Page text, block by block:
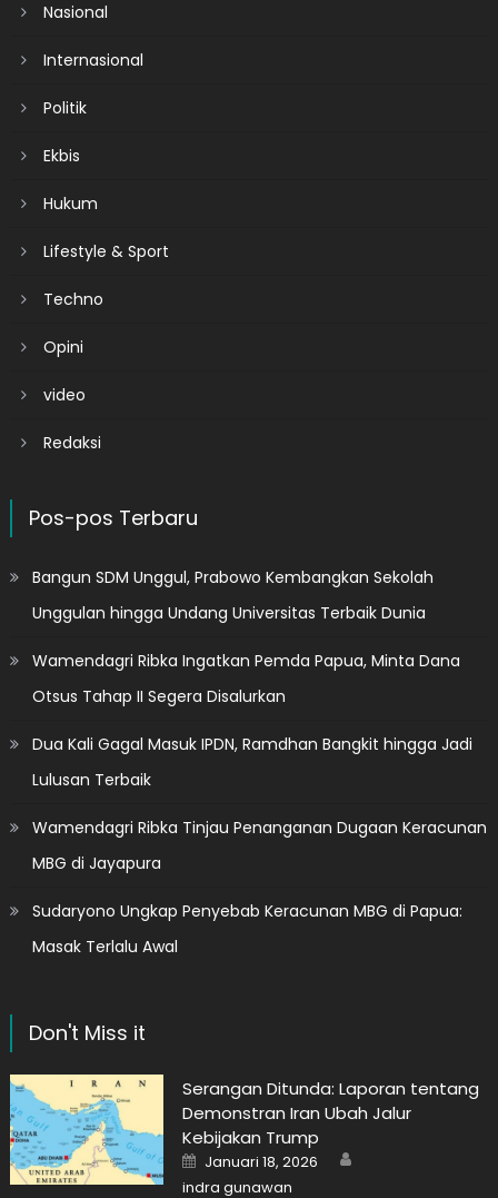
Nasional
Internasional
Politik
Ekbis
Hukum
Lifestyle & Sport
Techno
Opini
video
Redaksi
Pos-pos Terbaru
Bangun SDM Unggul, Prabowo Kembangkan Sekolah
Unggulan hingga Undang Universitas Terbaik Dunia
Wamendagri Ribka Ingatkan Pemda Papua, Minta Dana
Otsus Tahap II Segera Disalurkan
Dua Kali Gagal Masuk IPDN, Ramdhan Bangkit hingga Jadi
Lulusan Terbaik
Wamendagri Ribka Tinjau Penanganan Dugaan Keracunan
MBG di Jayapura
Sudaryono Ungkap Penyebab Keracunan MBG di Papua:
Masak Terlalu Awal
Don't Miss it
Serangan Ditunda: Laporan tentang
Demonstran Iran Ubah Jalur
Kebijakan Trump
Posted
on
Januari 18, 2026
indra gunawan